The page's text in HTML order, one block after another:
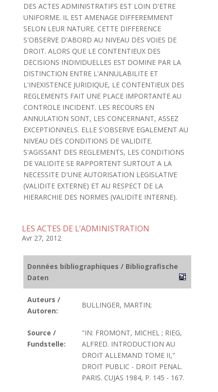
DES ACTES ADMINISTRATIFS EST LOIN D'ETRE
UNIFORME. IL EST AMENAGE DIFFEREMMENT
SELON LEUR NATURE. CETTE DIFFERENCE
S'OBSERVE D'ABORD AU NIVEAU DES VOIES DE
DROIT. ALORS QUE LE CONTENTIEUX DES
DECISIONS INDIVIDUELLES EST DOMINE PAR LA
DISTINCTION ENTRE L'ANNULABILITE ET
L'INEXISTENCE JURIDIQUE, LE CONTENTIEUX DES
REGLEMENTS FAIT UNE PLACE IMPORTANTE AU
CONTROLE INCIDENT. LES RECOURS EN
ANNULATION SONT, LES CONCERNANT, ASSEZ
EXCEPTIONNELS. ELLE S'OBSERVE EGALEMENT AU
NIVEAU DES CONDITIONS DE VALIDITE.
S'AGISSANT DES REGLEMENTS, LES CONDITIONS
DE VALIDITE SE RAPPORTENT SURTOUT A LA
NECESSITE D'UNE AUTORISATION LEGISLATIVE
(VALIDITE EXTERNE) ET AU RESPECT DE LA
HIERARCHIE DES NORMES (VALIDITE INTERNE).
LES ACTES DE L’ADMINISTRATION
Avr 27, 2012
Données bibliographiques / Bibliografische
Daten
Auteurs /
Autoren:
BULLINGER, MARTIN;
Source /
Fundstelle:
"IN: FROMONT, MICHEL ; RIEG,
ALFRED. INTRODUCTION AU
DROIT ALLEMAND TOME II,"
DROIT PUBLIC - DROIT PENAL.
PARIS. CUJAS 1984, P. 145 - 167.